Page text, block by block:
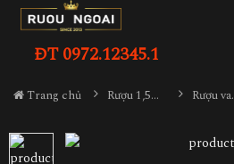
ĐT 0972.12345.1
Trang chủ Rượu 1,5L-2L-3L-4,5L Rượu